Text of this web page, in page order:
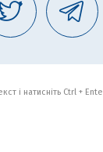
і натисніть Ctrl +